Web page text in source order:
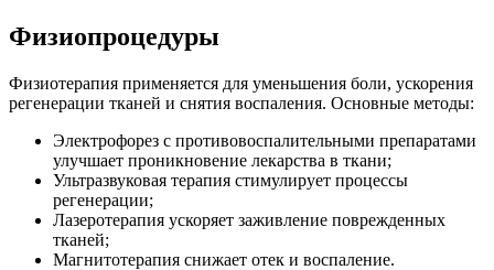
Физиопроцедуры
Физиотерапия применяется для уменьшения боли, ускорения
регенерации тканей и снятия воспаления. Основные методы:
Электрофорез с противовоспалительными препаратами
улучшает проникновение лекарства в ткани;
Ультразвуковая терапия стимулирует процессы
регенерации;
Лазеротерапия ускоряет заживление поврежденных
тканей;
Магнитотерапия снижает отек и воспаление.